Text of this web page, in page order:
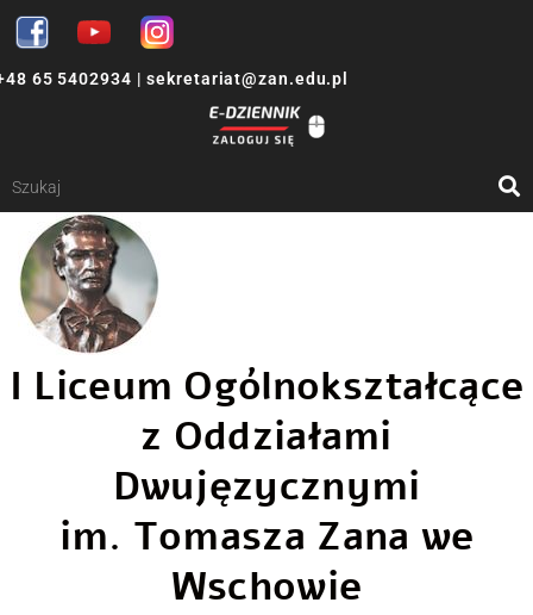
65 5402934 | sekretariat@zan.edu.pl
I Liceum Ogólnokształcące
z Oddziałami
Dwujęzycznymi
im. Tomasza Zana we
Wschowie